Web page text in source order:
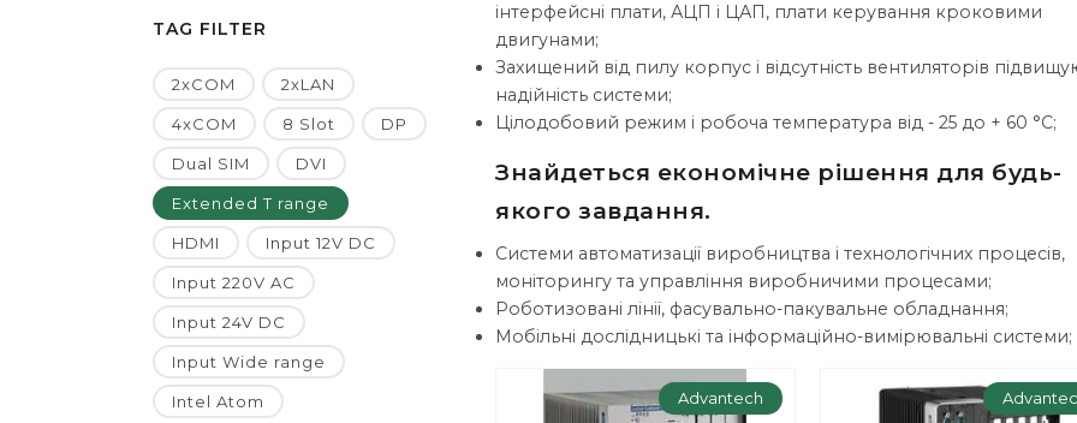
TAG FILTER
2xCOM 2xLAN
4xCOM 8 Slot DP
Dual SIM DVI
Extended T range
HDMI Input 12V DC
Input 220V AC
Input 24V DC
Input Wide range
Intel Atom
інтерфейсні плати, АЦП і ЦАП, плати керування кроковими
двигунами;
Захищений від пилу корпус і відсутність вентиляторів
надійність системи;
Цілодобовий режим і робоча температура від - 25 до + 60 °С;
Знайдеться економічне рішення для будь-
якого завдання.
Системи автоматизації виробництва і технологічних процесів,
моніторингу та управління виробничими процесами;
Роботизовані лінії, фасувально-пакувальне обладнання;
Мобільні дослідницькі та інформаційно-вимірювальні системи;
Advantech